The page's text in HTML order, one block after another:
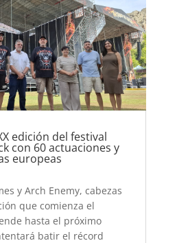
edición del festival
con 60 actuaciones y
europeas
y Arch Enemy, cabezas
que comienza el
hasta el próximo
batir el récord